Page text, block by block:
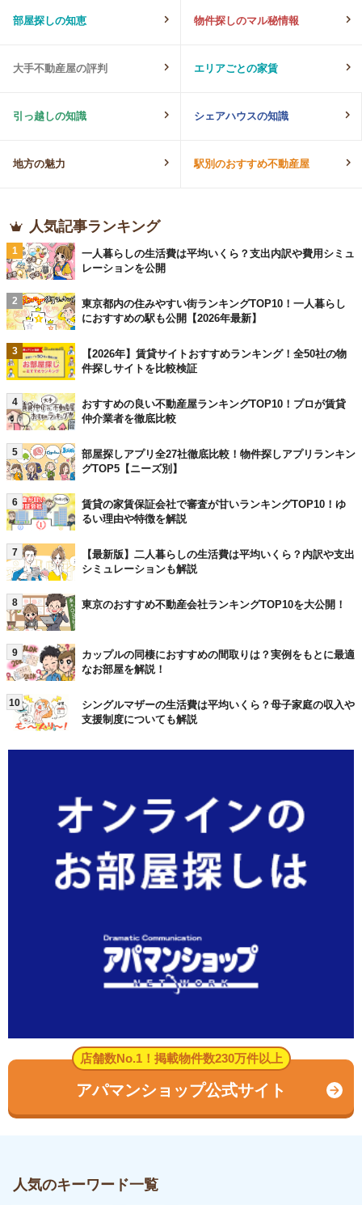
部屋探しの知恵 物件探しのマル秘情報
大手不動産屋の評判 エリアごとの家賃
引っ越しの知識 シェアハウスの知識
地方の魅力 駅別のおすすめ不動産屋
人気記事ランキング
1
一人暮らしの生活費は平均いくら？支出内訳や費用シミュ
レーションを公開
2
東京都内の住みやすい街ランキングTOP10！一人暮らし
におすすめの駅も公開【2026年最新】
3
【2026年】賃貸サイトおすすめランキング！全50社の物
件探しサイトを比較検証
4
おすすめの良い不動産屋ランキングTOP10！プロが賃貸
仲介業者を徹底比較
5
部屋探しアプリ全27社徹底比較！物件探しアプリランキン
グTOP5【ニーズ別】
6
賃貸の家賃保証会社で審査が甘いランキングTOP10！ゆ
るい理由や特徴を解説
7
【最新版】二人暮らしの生活費は平均いくら？内訳や支出
シミュレーションも解説
8 東京のおすすめ不動産会社ランキングTOP10を大公開！
9
カップルの同棲におすすめの間取りは？実例をもとに最適
なお部屋を解説！
10
シングルマザーの生活費は平均いくら？母子家庭の収入や
支援制度についても解説
店舗数No.1！掲載物件数230万件以上
アパマンショップ公式サイト
人気のキーワード一覧